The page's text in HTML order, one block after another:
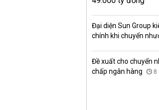
Đại diện Sun Group
chính khi chuyển
Đề xuất cho chuyển
chấp ngân hàng
8